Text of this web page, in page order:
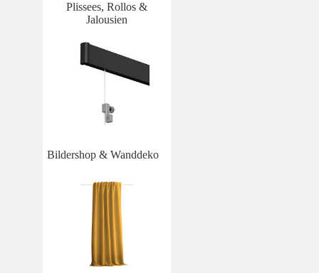
Plissees, Rollos &
Jalousien
Bildershop & Wanddeko